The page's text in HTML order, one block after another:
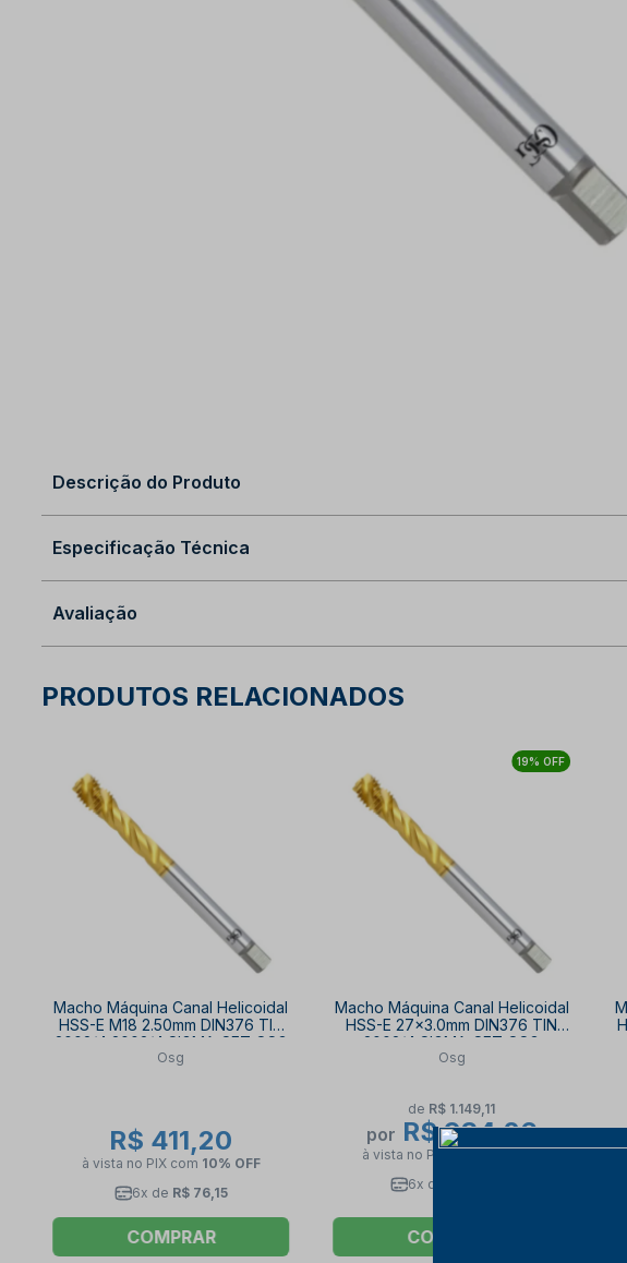
Descrição do Produto
Especificação Técnica
Avaliação
PRODUTOS RELACIONADOS
Macho Máquina Canal Helicoidal
HSS-E M18 2.50mm DIN376 TIN
2002/4 2002/4 SIGMA-SFT OSG
Osg
R$ 411,20
à vista no PIX com 10% OFF
6x de R$ 76,15
COMPRAR
19% OFF
Macho Máquina Canal Helicoidal
HSS-E 27x3.0mm DIN376 TIN
2002/4 SIGMA-SFT OSG
Osg
de R$ 1.149,11
por R$ 934,26
à vista no PIX
6x de
COMPRAR